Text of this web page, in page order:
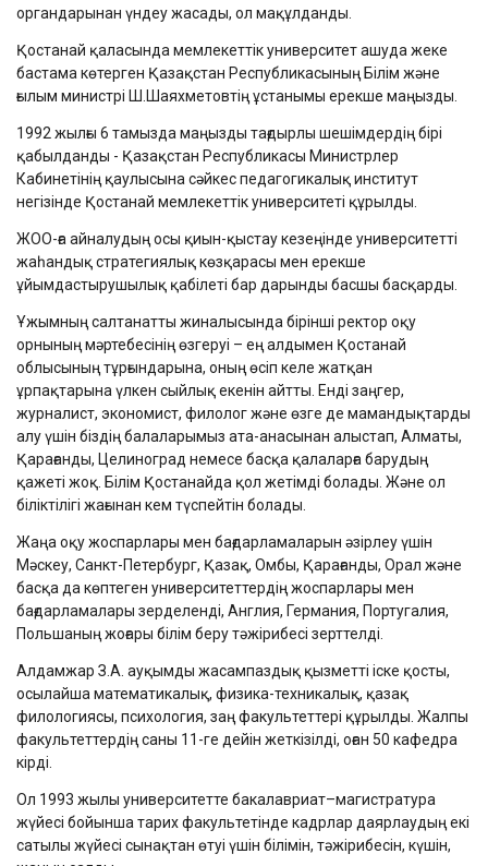
органдарынан үндеу жасады, ол мақұлданды.
Қостанай қаласында мемлекеттік университет ашуда жеке
бастама көтерген Қазақстан Республикасының Білім және
ғылым министрі Ш.Шаяхметовтің ұстанымы ерекше маңызды.
1992 жылғы 6 тамызда маңызды тағдырлы шешімдердің бірі
қабылданды - Қазақстан Республикасы Министрлер
Кабинетінің қаулысына сәйкес педагогикалық институт
негізінде Қостанай мемлекеттік университеті құрылды.
ЖОО-ға айналудың осы қиын-қыстау кезеңінде университетті
жаһандық стратегиялық көзқарасы мен ерекше
ұйымдастырушылық қабілеті бар дарынды басшы басқарды.
Ұжымның салтанатты жиналысында бірінші ректор оқу
орнының мәртебесінің өзгеруі – ең алдымен Қостанай
облысының тұрғындарына, оның өсіп келе жатқан
ұрпақтарына үлкен сыйлық екенін айтты. Енді заңгер,
журналист, экономист, филолог және өзге де мамандықтарды
алу үшін біздің балаларымыз ата-анасынан алыстап, Алматы,
Қарағанды, Целиноград немесе басқа қалаларға барудың
қажеті жоқ. Білім Қостанайда қол жетімді болады. Және ол
біліктілігі жағынан кем түспейтін болады.
Жаңа оқу жоспарлары мен бағдарламаларын әзірлеу үшін
Мәскеу, Санкт-Петербург, Қазақ, Омбы, Қарағанды, Орал және
басқа да көптеген университеттердің жоспарлары мен
бағдарламалары зерделенді, Англия, Германия, Португалия,
Польшаның жоғары білім беру тәжірибесі зерттелді.
Алдамжар З.А. ауқымды жасампаздық қызметті іске қосты,
осылайша математикалық, физика-техникалық, қазақ
филологиясы, психология, заң факультеттері құрылды. Жалпы
факультеттердің саны 11-ге дейін жеткізілді, оған 50 кафедра
кірді.
Ол 1993 жылы университетте бакалавриат–магистратура
жүйесі бойынша тарих факультетінде кадрлар даярлаудың екі
сатылы жүйесі сынақтан өтуі үшін білімін, тәжірибесін, күшін,